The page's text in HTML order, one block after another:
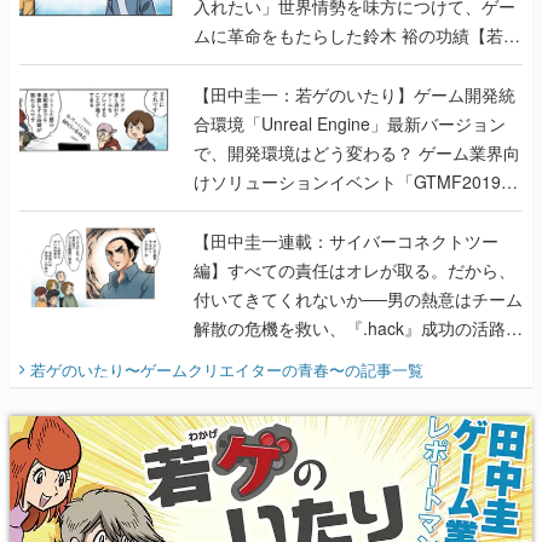
入れたい」世界情勢を味方につけて、ゲー
ムに革命をもたらした鈴木 裕の功績【若ゲ
のいたり】
【田中圭一：若ゲのいたり】ゲーム開発統
合環境「Unreal Engine」最新バージョン
で、開発環境はどう変わる？ ゲーム業界向
けソリューションイベント「GTMF2019」
に行って、より理解を深めよう【PR】
【田中圭一連載：サイバーコネクトツー
編】すべての責任はオレが取る。だから、
付いてきてくれないか──男の熱意はチーム
解散の危機を救い、『.hack』成功の活路を
『少年ジャンプ』色だった【若ゲのいた
り】
若ゲのいたり〜ゲームクリエイターの青春〜の記事一覧